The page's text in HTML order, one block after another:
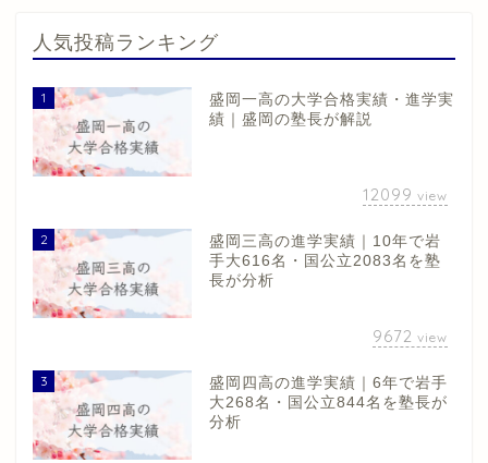
人気投稿ランキング
1
盛岡一高の大学合格実績・進学実
績｜盛岡の塾長が解説
12099 view
2
盛岡三高の進学実績｜10年で岩
手大616名・国公立2083名を塾
長が分析
9672 view
3
盛岡四高の進学実績｜6年で岩手
大268名・国公立844名を塾長が
分析